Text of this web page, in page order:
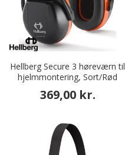
Hellberg Secure 3 høreværn til
hjelmmontering, Sort/Rød
369,00 kr.